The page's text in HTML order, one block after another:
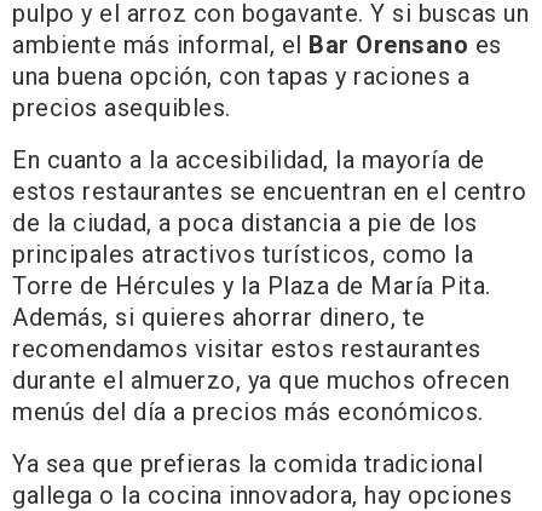
pulpo y el arroz con bogavante. Y si buscas un
ambiente más informal, el Bar Orensano es
una buena opción, con tapas y raciones a
precios asequibles.
En cuanto a la accesibilidad, la mayoría de
estos restaurantes se encuentran en el centro
de la ciudad, a poca distancia a pie de los
principales atractivos turísticos, como la
Torre de Hércules y la Plaza de María Pita.
Además, si quieres ahorrar dinero, te
recomendamos visitar estos restaurantes
durante el almuerzo, ya que muchos ofrecen
menús del día a precios más económicos.
Ya sea que prefieras la comida tradicional
gallega o la cocina innovadora, hay opciones